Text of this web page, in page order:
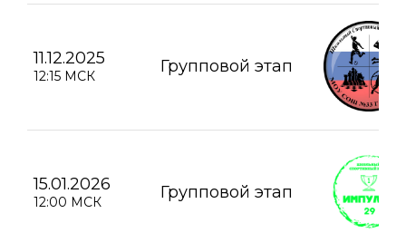
11.12.2025
12:15 МСК Групповой этап
15.01.2026
12:00 МСК Групповой этап